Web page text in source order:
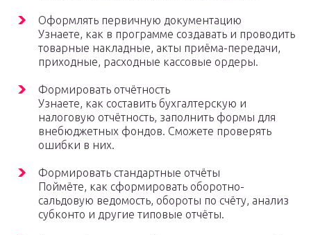
Оформлять первичную документацию
Узнаете, как в программе создавать и проводить
товарные накладные, акты приёма-передачи,
приходные, расходные кассовые ордеры.
Формировать отчётность
Узнаете, как составить бухгалтерскую и
налоговую отчётность, заполнить формы для
внебюджетных фондов. Сможете проверять
ошибки в них.
Формировать стандартные отчёты
Поймёте, как сформировать оборотно-
сальдовую ведомость, обороты по счёту, анализ
субконто и другие типовые отчёты.